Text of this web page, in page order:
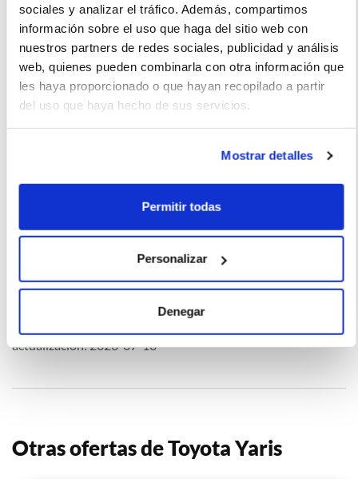
sociales y analizar el tráfico. Además, compartimos
información sobre el uso que haga del sitio web con
nuestros partners de redes sociales, publicidad y análisis
web, quienes pueden combinarla con otra información que
les haya proporcionado o que hayan recopilado a partir
del uso que haya hecho de sus servicios.
Mostrar detalles
Permitir todas
Personalizar
Denegar
Miguel Moises (2022-03-12)
No lo recomiendo es un coche relativamente caro para
La imagen del coche puede no coincidir con el vehículo
obtenida de la empresa ofertante del renting y tiene solo
efectos informativos no contractuales.
actualización: 2026-07-10
Otras ofertas de Toyota Yaris